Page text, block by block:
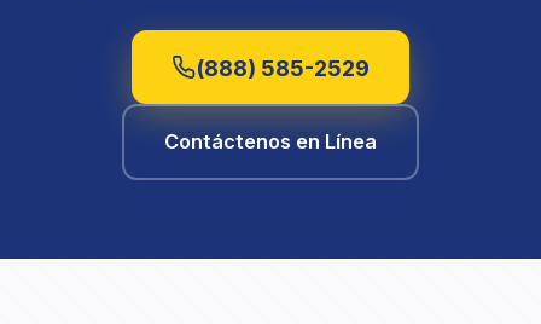
(888) 585-2529
Contáctenos en Línea